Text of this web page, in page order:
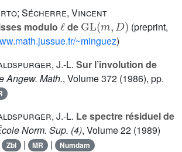
Sécherre, Vincent
modulo
ℓ
de
GL(m
(preprint,
~minguez)
J.-L. Sur l’involution de
Angew. Math., Volume 372 (1986), pp.
J.-L. Le spectre résiduel de
Norm. Sup. (4), Volume 22(1989)
Zbl | MR | Numdam